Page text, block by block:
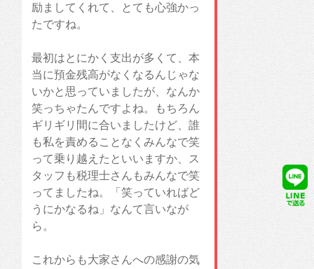
励ましてくれて、とても心強かっ
たですね。
最初はとにかく支出が多くて、本
当に預金残高がなくなるんじゃな
いかと思っていましたが、なんか
笑っちゃたんですよね。もちろん
ギリギリ間に合いましたけど、誰
も私を責めることなくみんなで笑
って乗り越えたといいますか、ス
タッフも税理士さんもみんなで笑
ってましたね。「笑っていればど
うにかなるね」なんて言いなが
ら。
これからも大家さんへの感謝の気